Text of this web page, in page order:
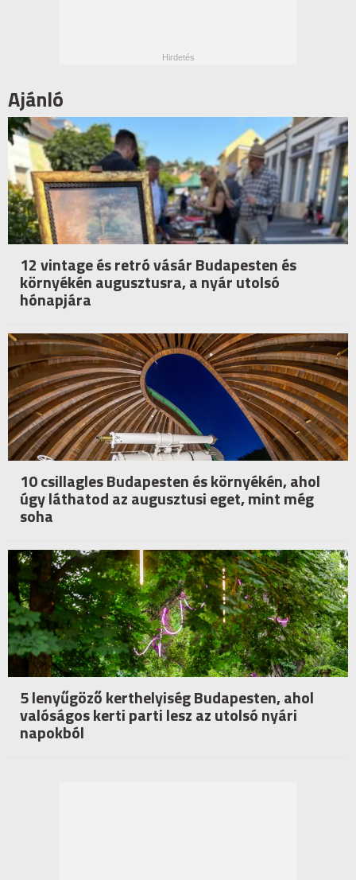
Ajánló
12 vintage és retró vásár Budapesten és
környékén augusztusra, a nyár utolsó
hónapjára
10 csillagles Budapesten és környékén, ahol
úgy láthatod az augusztusi eget, mint még
soha
5 lenyűgöző kerthelyiség Budapesten, ahol
valóságos kerti parti lesz az utolsó nyári
napokból